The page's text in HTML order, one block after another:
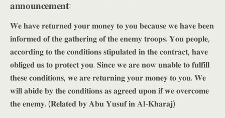
𝐚𝐧𝐧𝐨𝐮𝐧𝐜𝐞𝐦𝐞𝐧𝐭:
𝐖𝐞 𝐡𝐚𝐯𝐞 𝐫𝐞𝐭𝐮𝐫𝐧𝐞𝐝 𝐲𝐨𝐮𝐫 𝐦𝐨𝐧𝐞𝐲 𝐭𝐨 𝐲𝐨𝐮 𝐛𝐞𝐜𝐚𝐮𝐬𝐞 𝐰𝐞 𝐡𝐚𝐯𝐞 𝐛𝐞𝐞𝐧
𝐢𝐧𝐟𝐨𝐫𝐦𝐞𝐝 𝐨𝐟 𝐭𝐡𝐞 𝐠𝐚𝐭𝐡𝐞𝐫𝐢𝐧𝐠 𝐨𝐟 𝐭𝐡𝐞 𝐞𝐧𝐞𝐦𝐲 𝐭𝐫𝐨𝐨𝐩𝐬. 𝐘𝐨𝐮 𝐩𝐞𝐨𝐩𝐥𝐞,
𝐚𝐜𝐜𝐨𝐫𝐝𝐢𝐧𝐠 𝐭𝐨 𝐭𝐡𝐞 𝐜𝐨𝐧𝐝𝐢𝐭𝐢𝐨𝐧𝐬 𝐬𝐭𝐢𝐩𝐮𝐥𝐚𝐭𝐞𝐝 𝐢𝐧 𝐭𝐡𝐞 𝐜𝐨𝐧𝐭𝐫𝐚𝐜𝐭, 𝐡𝐚𝐯𝐞
𝐨𝐛𝐥𝐢𝐠𝐞𝐝 𝐮𝐬 𝐭𝐨 𝐩𝐫𝐨𝐭𝐞𝐜𝐭 𝐲𝐨𝐮. 𝐒𝐢𝐧𝐜𝐞 𝐰𝐞 𝐚𝐫𝐞 𝐧𝐨𝐰 𝐮𝐧𝐚𝐛𝐥𝐞 𝐭𝐨 𝐟𝐮𝐥𝐟𝐢𝐥𝐥
𝐭𝐡𝐞𝐬𝐞 𝐜𝐨𝐧𝐝𝐢𝐭𝐢𝐨𝐧𝐬, 𝐰𝐞 𝐚𝐫𝐞 𝐫𝐞𝐭𝐮𝐫𝐧𝐢𝐧𝐠 𝐲𝐨𝐮𝐫 𝐦𝐨𝐧𝐞𝐲 𝐭𝐨 𝐲𝐨𝐮. 𝐖𝐞
𝐰𝐢𝐥𝐥 𝐚𝐛𝐢𝐝𝐞 𝐛𝐲 𝐭𝐡𝐞 𝐜𝐨𝐧𝐝𝐢𝐭𝐢𝐨𝐧𝐬 𝐚𝐬 𝐚𝐠𝐫𝐞𝐞𝐝 𝐮𝐩𝐨𝐧 𝐢𝐟 𝐰𝐞 𝐨𝐯𝐞𝐫𝐜𝐨𝐦𝐞
𝐭𝐡𝐞 𝐞𝐧𝐞𝐦𝐲. (𝐑𝐞𝐥𝐚𝐭𝐞𝐝 𝐛𝐲 𝐀𝐛𝐮 𝐘𝐮𝐬𝐮𝐟 𝐢𝐧 𝐀𝐥-𝐊𝐡𝐚𝐫𝐚𝐣)